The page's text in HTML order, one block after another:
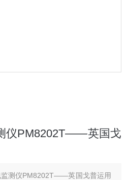
仪PM8202T——英国戈
监测仪PM8202T——英国戈普运用